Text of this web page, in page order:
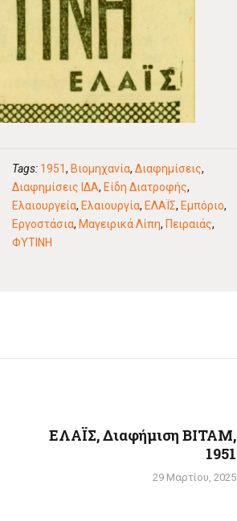
Tags: 1951, Βιομηχανία, Διαφημίσεις,
Διαφημίσεις ΙΔΑ, Είδη Διατροφής,
Ελαιουργεία, Ελαιουργία, ΕΛΑΪΣ, Εμπόριο,
Εργοστάσια, Μαγειρικά Λίπη, Πειραιάς,
ΦΥΤΙΝΗ
ΕΛΑΪΣ, Διαφήμιση ΒΙΤΑΜ,
1951
29 Μαρτίου, 2025